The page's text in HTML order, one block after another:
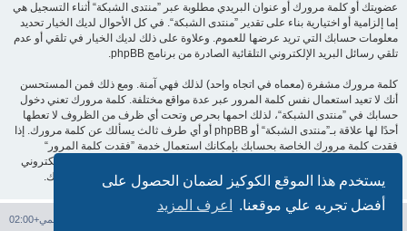
يستخدم هذا الموقع الكوكيز لضمان الحصول على
أفضل تجربه علي موقعنا.
اعرف المزيد
عضويتك أو كلمة مرورك أو عنوان البريدي مطلوبة عبر ”منتدى الشبكة“ أثناء التسجيل هي
إما إلزامية أو اختيارية بناء على تقدير ”منتدى الشبكة“. في كل الأحوال لديك الخيار تحديد
معلومات حسابك التي تريد عرضها للعموم. وعلاوة على ذلك لديك الخيار في تلقي أو عدم
تلقي رسائل البريد الإلكتروني التلقائية الصادرة من برنامج phpBB.
كلمة مرورك مشفرة (معماه في اتجاه واحد) لذلك فهي آمنة. ومع ذلك فمن المستحسن
أنك لا تعيد استعمال نفس كلمة المرور عبر عدة مواقع مختلفة. كلمة مرورك تعني دخول
حسابك في ”منتدى الشبكة“، لذلك احمها بحرص وتحت أي ظرف من الظروف لا تعطها
أحدًا لها علاقة بـ”منتدى الشبكة“ أو phpBB أو أي طرف ثالث يسألك عن كلمة مرورك. إذا
فقدت كلمة مرورك الخاصة بحسابك بإمكانك استعمال خدمة ”فقدت كلمة المرور“
المقدمة من برنامج phpBB. هذه العملية ستسألك عن اسم عضويتك وبريدك الإلكتروني
وبعد ذلك برنامج phpBB سينشئ لك كلمة مرور جديدة لكي تدخل بها إلى حسابك.
التوقيت العالمي+02:00